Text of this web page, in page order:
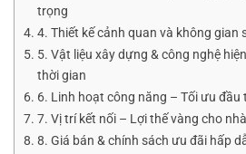
trọng
4. Thiết kế cảnh quan và không gian
5. Vật liệu xây dựng & công nghệ
thời gian
6. Linh hoạt công năng – Tối ưu đầu
7. Vị trí kết nối – Lợi thế vàng cho
8. Giá bán & chính sách ưu đãi hấp